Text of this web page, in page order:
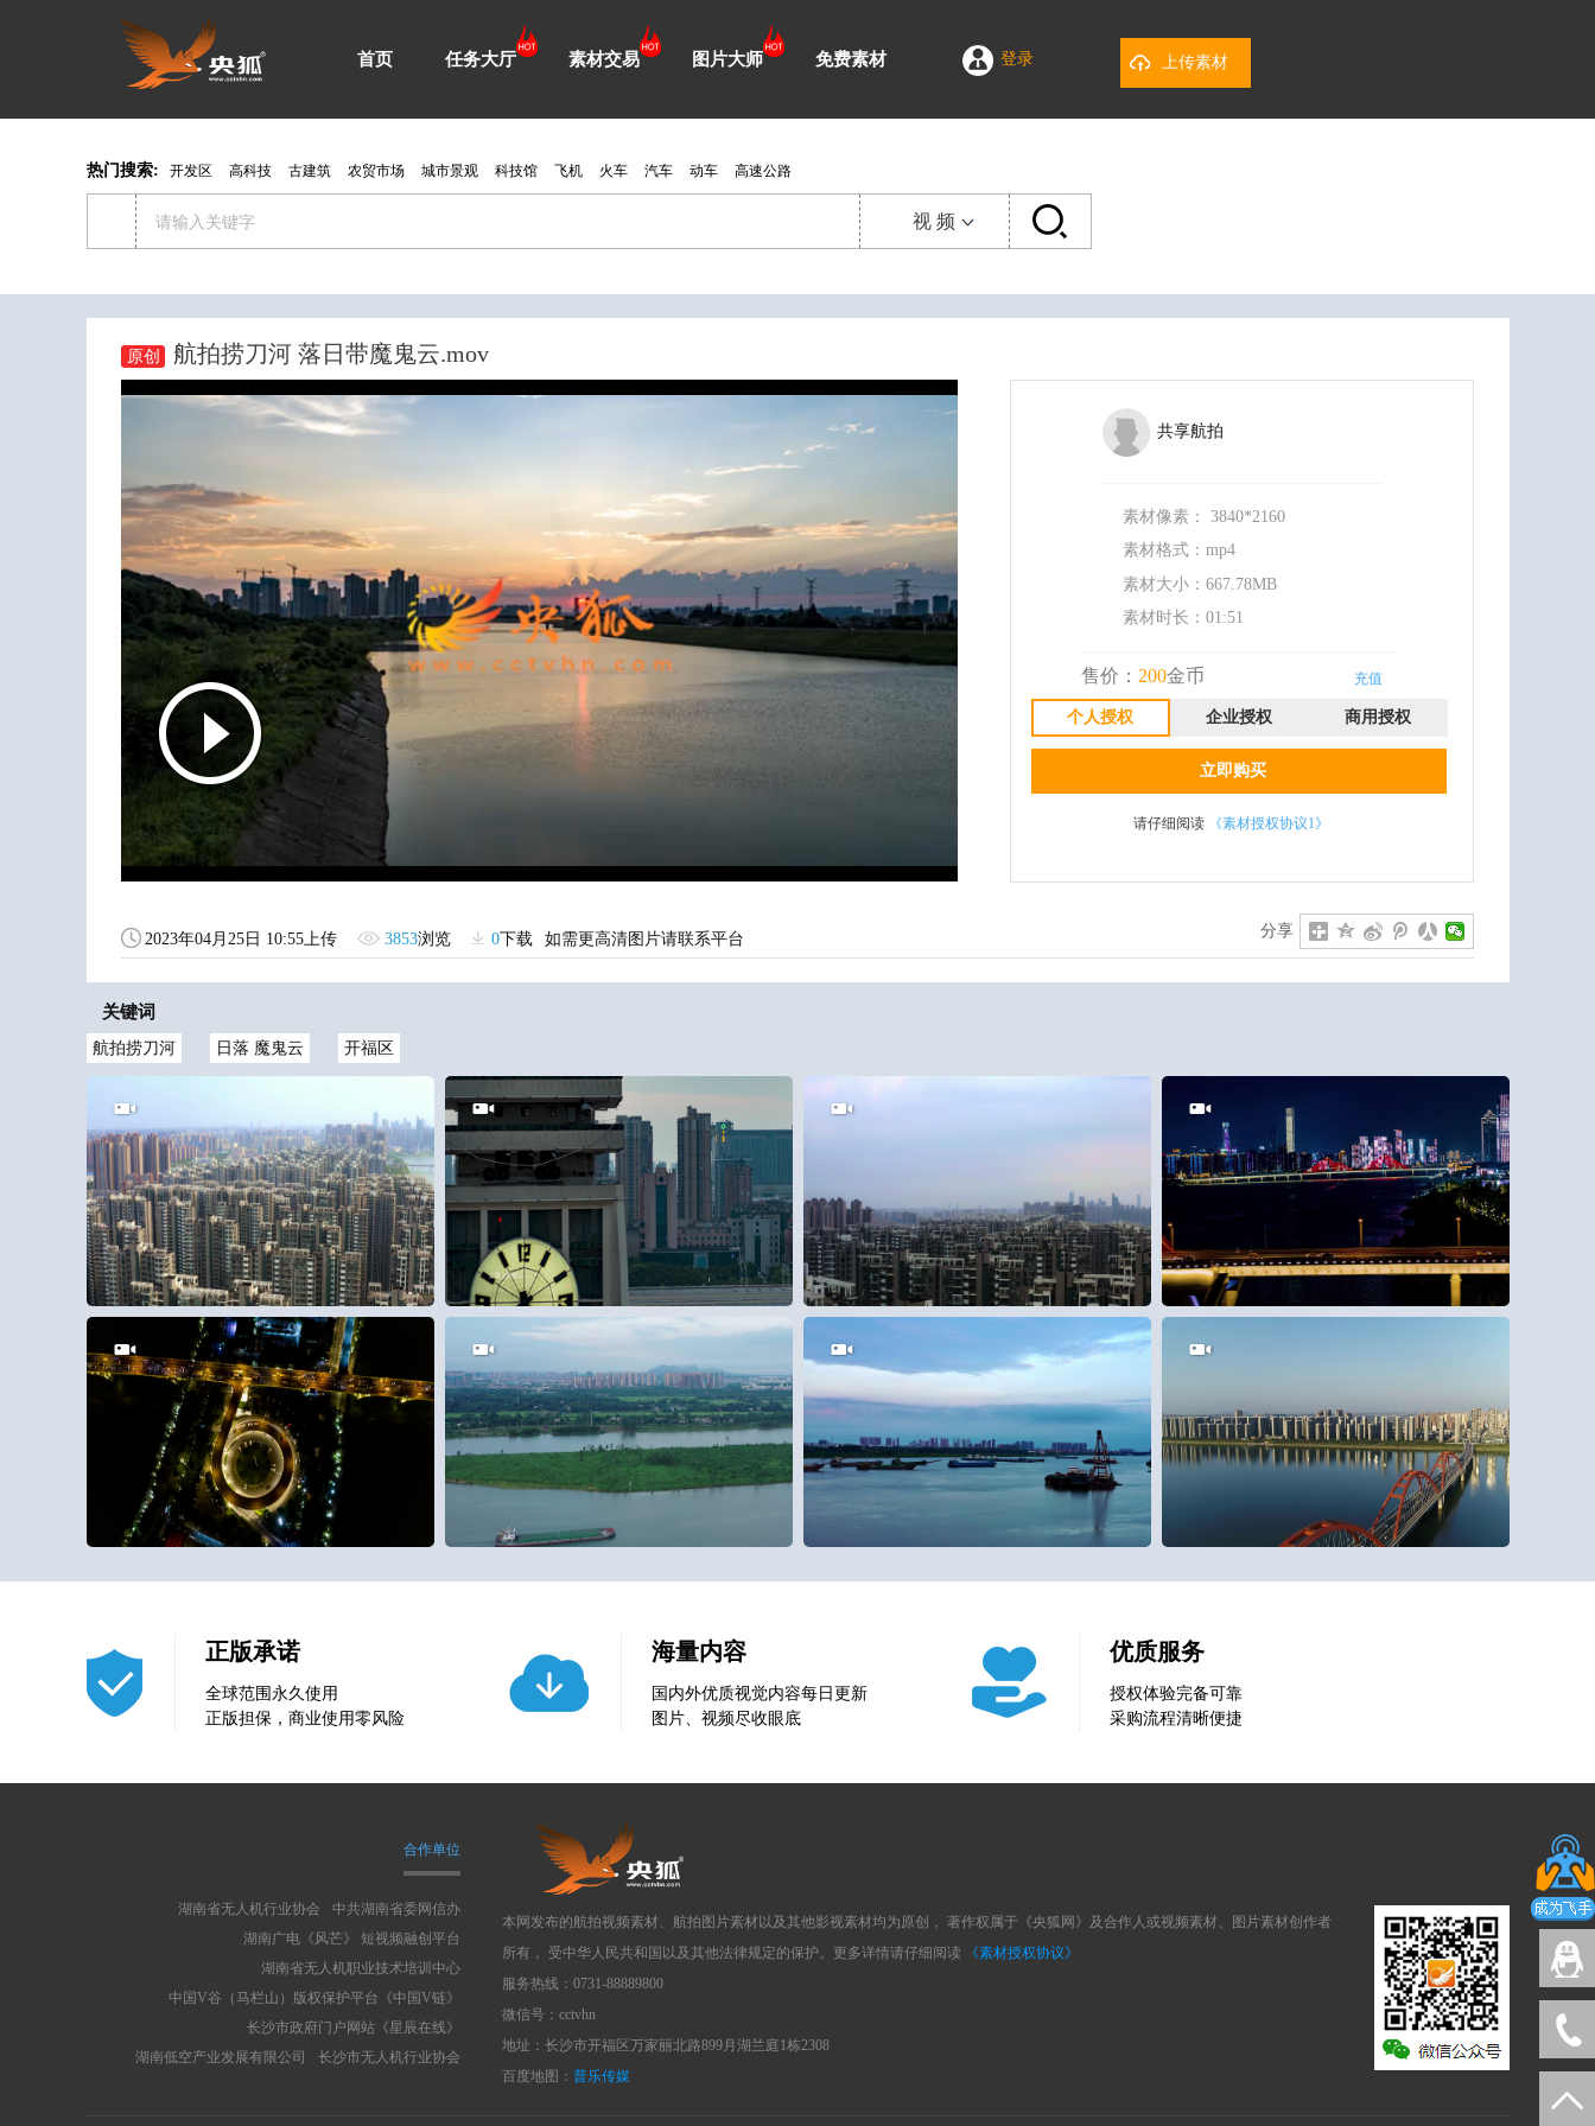
首页 任务大厅 素材交易 图片大师 免费素材 上传素材
登录
热门搜索: 开发区 高科技 古建筑 农贸市场 城市景观 科技馆 飞机 火车 汽车 动车 高速公路
视 频
延 时
原创 航拍捞刀河 落日带魔鬼云.mov
共享航拍
素材像素： 3840*2160
素材格式： mp4
素材大小： 667.78MB
素材时长：01:51
售价： 200金币 充值
个人授权 企业授权 商用授权
立即购买
请仔细阅读 《素材授权协议1》
2023年04月25日 10:55上传 3853浏览 0下载 如需更高清图片请联系平台 分享
关键词
航拍捞刀河 日落 魔鬼云 开福区
100 0
25 0 15 0 200 1
100 0 80
正版承诺
全球范围永久使用
正版担保，商业使用零风险
海量内容
国内外优质视觉内容每日更新
图片、视频尽收眼底
优质服务
授权体验完备可靠
采购流程清晰便捷
合作单位
中共湖南省委网信办
湖南省无人机行业协会
湖南广电《风芒》 短视频融创平台
湖南省无人机职业技术培训中心
中国V谷（马栏山）版权保护平台《中国V链》
长沙市政府门户网站《星辰在线》
长沙市无人机行业协会
湖南低空产业发展有限公司
本网发布的航拍视频素材、航拍图片素材以及其他影视素材均为原创， 著作权属于《央狐网》及合作人或视频素材、图片素材创作者
所有， 受中华人民共和国以及其他法律规定的保护。更多详情请仔细阅读
《素材授权协议》
服务热线：0731-88889800
微信号：cctvhn
地址：长沙市开福区万家丽北路899月湖兰庭1栋2308
百度地图： 普乐传媒